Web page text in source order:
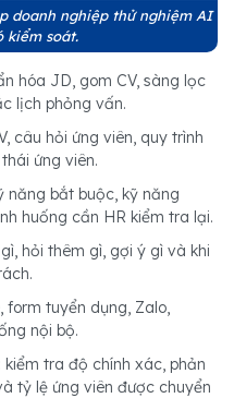
doanh nghiệp thử nghiệm AI
kiểm soát.
hóa JD, gom CV, sàng lọc
lịch phỏng vấn.
câu hỏi ứng viên, quy trình
ứng viên.
năng bắt buộc, kỹ năng
huống cần HR kiểm tra lại.
hỏi thêm gì, gợi ý gì và khi
form tuyển dụng, Zalo,
nội bộ.
tra độ chính xác, phản
tỷ lệ ứng viên được chuyển